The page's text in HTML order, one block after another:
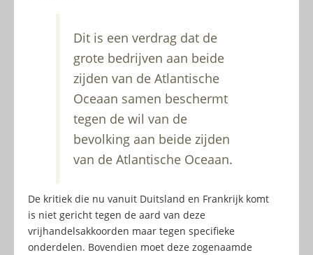
Dit is een verdrag dat de
grote bedrijven aan beide
zijden van de Atlantische
Oceaan samen beschermt
tegen de wil van de
bevolking aan beide zijden
van de Atlantische Oceaan.
De kritiek die nu vanuit Duitsland en Frankrijk komt
is niet gericht tegen de aard van deze
vrijhandelsakkoorden maar tegen specifieke
onderdelen. Bovendien moet deze zogenaamde